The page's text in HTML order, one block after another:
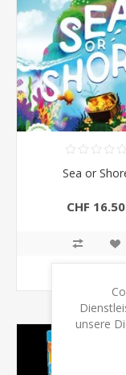
Sea or
CHF 16.50
unsere